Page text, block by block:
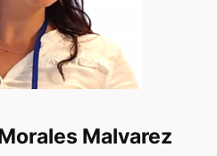
Malvarez